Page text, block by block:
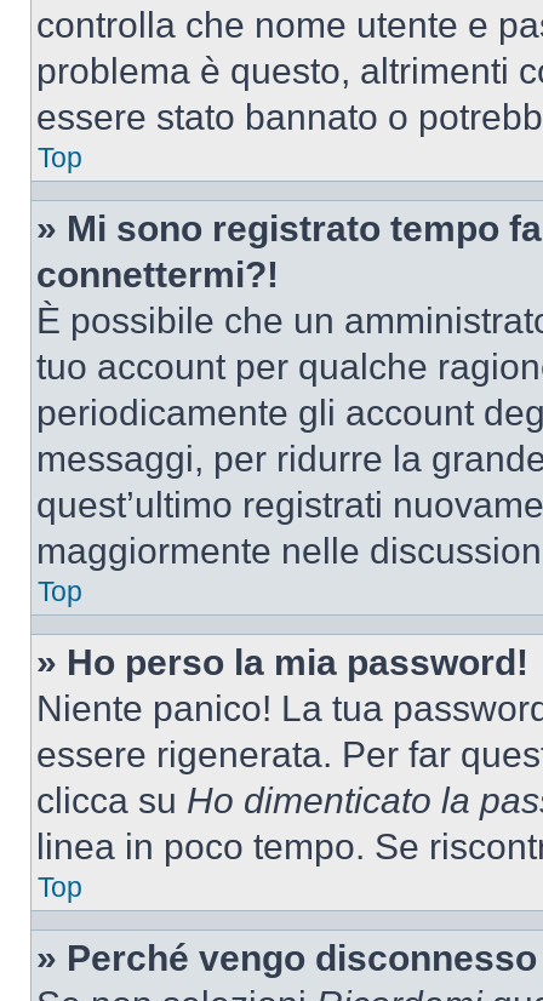
controlla che nome utente e
problema è questo, altrimenti
essere stato bannato o
Top
» Mi sono registrato tempo
connettermi?!
È possibile che un
tuo account per qualche
periodicamente gli account
messaggi, per ridurre la
quest’ultimo registrati
maggiormente nelle
Top
» Ho perso la mia password!
Niente panico! La tua
essere rigenerata. Per far
clicca su Ho dimenticato la
linea in poco tempo. Se
Top
» Perché vengo